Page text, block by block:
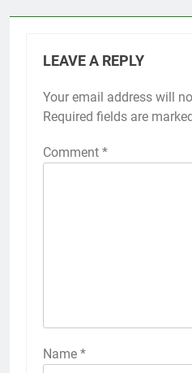
LEAVE A REPLY
Your email address will
Required fields are
Comment *
Name *